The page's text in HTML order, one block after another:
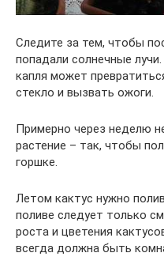
Следите за тем, чтобы
попадали солнечные
капля может
стекло и вызвать ожоги.
Примерно через неделю
растение – так, чтобы
горшке.
Летом кактус нужно
поливе следует только
роста и цветения
всегда должна быть